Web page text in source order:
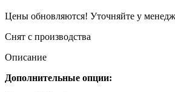
Цены обновляются! Уточняйте у
Снят с производства
Описание
Дополнительные опции: